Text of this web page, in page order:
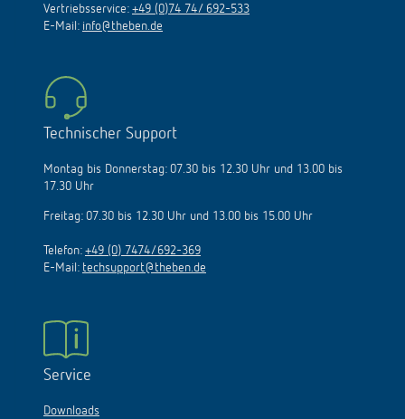
Vertriebsservice: +49 (0)74 74/ 692-533
E-Mail: info@theben.de
Technischer Support
Montag bis Donnerstag: 07.30 bis 12.30 Uhr und 13.00 bis
17.30 Uhr
Freitag: 07.30 bis 12.30 Uhr und 13.00 bis 15.00 Uhr
Telefon: +49 (0) 7474/692-369
E-Mail: techsupport@theben.de
Service
Downloads